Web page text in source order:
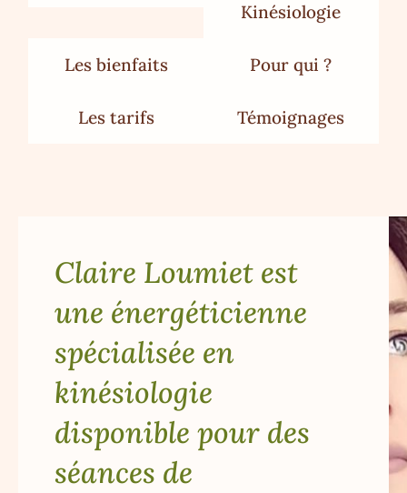
Kinésiologie
Les bienfaits Pour qui ?
Les tarifs Témoignages
Claire Loumiet est
une énergéticienne
spécialisée en
kinésiologie
disponible pour des
séances de